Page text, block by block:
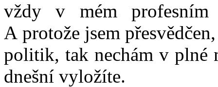
vždy v mém
A protože jsem
politik, tak nechám v plné
dnešní vyložíte.